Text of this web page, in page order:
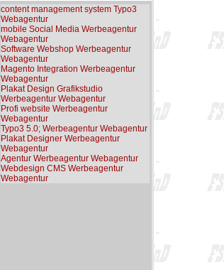
content management system Typo3
Webagentur
mobile Social Media Werbeagentur
Webagentur
Software Webshop Werbeagentur
Webagentur
Magento Integration Werbeagentur
Webagentur
Plakat Design Grafikstudio
Werbeagentur Webagentur
Profi website Werbeagentur
Webagentur
Typo3 5.0; Werbeagentur Webagentur
Plakat Designer Werbeagentur
Webagentur
Agentur Werbeagentur Webagentur
Webdesign CMS Werbeagentur
Webagentur